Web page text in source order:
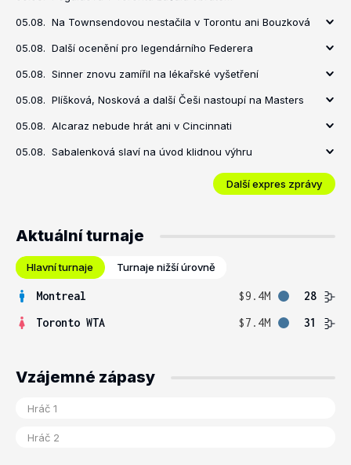
05.08. Na Townsendovou nestačila v Torontu ani Bouzková
05.08. Další ocenění pro legendárního Federera
05.08. Sinner znovu zamířil na lékařské vyšetření
05.08. Plíšková, Nosková a další Češi nastoupí na Masters
05.08. Alcaraz nebude hrát ani v Cincinnati
05.08. Sabalenková slaví na úvod klidnou výhru
Další expres zprávy
Aktuální turnaje
Hlavní turnaje Turnaje nižší úrovně
Montreal $9.4M
28
Toronto WTA
$7.4M 31
Vzájemné zápasy